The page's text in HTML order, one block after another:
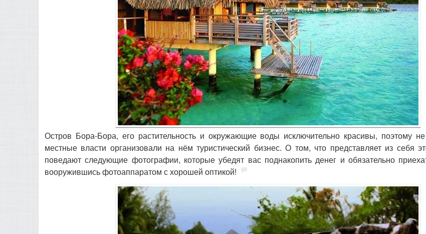
Остров Бора-Бора, его растительность и окружающие воды исключительно красивы, поэтому не
местные власти организовали на нём туристический бизнес. О том, что представляет из себя
поведают следующие фотографии, которые убедят вас поднакопить денег и обязательно
вооружившись фотоаппаратом с хорошей оптикой!